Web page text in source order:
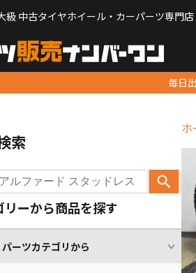
級 中古タイヤホイール・カーパーツ専門店
毎日
ホ
索
リーから商品を探す
パーツカテゴリから